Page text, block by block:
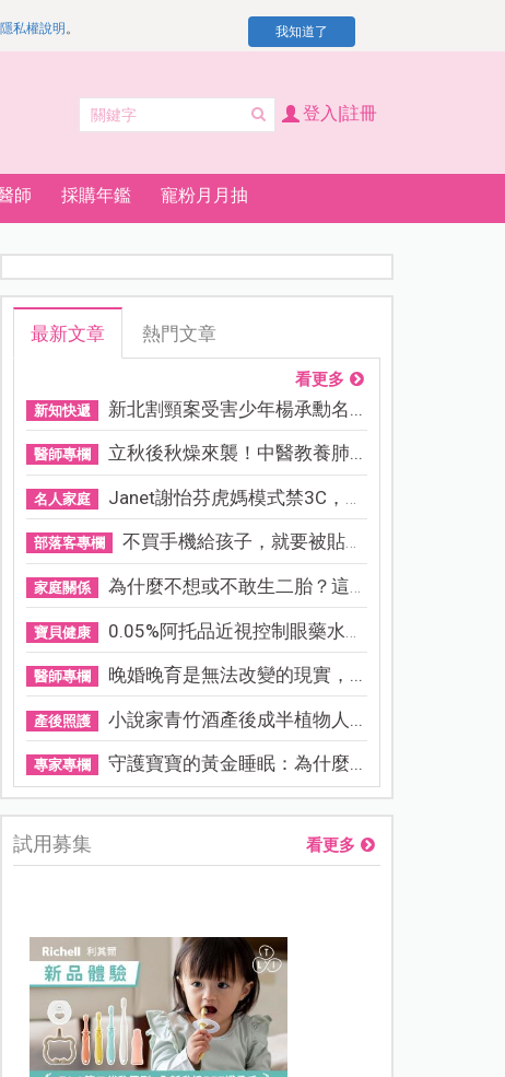
隱私權說明 。 我知道了
登入|註冊
師 採購年鑑 寵粉月月抽
最新文章 熱門文章
看更多
新知快遞 新北割頸案受害少年楊承勳名...
醫師專欄 立秋後秋燥來襲！中醫教養肺...
名人家庭 Janet謝怡芬虎媽模式禁3C，看...
部落客專欄 不買手機給孩子，就要被貼「...
家庭關係 為什麼不想或不敢生二胎？這8...
寶貝健康 0.05%阿托品近視控制眼藥水納...
醫師專欄 晚婚晚育是無法改變的現實，...
產後照護 小說家青竹酒產後成半植物人...
專家專欄 守護寶寶的黃金睡眠：為什麼...
試用募集 看更多